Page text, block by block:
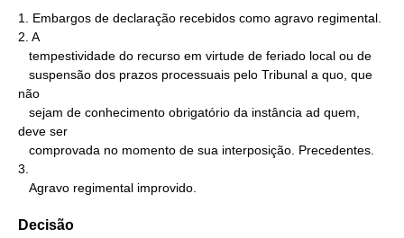
1. Embargos de declaração recebidos como agravo regimental.
2. A
não
deve ser
3.
   Agravo regimental improvido.
Decisão